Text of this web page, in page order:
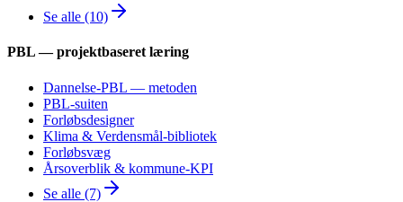
Se alle (10)
PBL — projektbaseret læring
Dannelse-PBL — metoden
PBL-suiten
Forløbsdesigner
Klima & Verdensmål-bibliotek
Forløbsvæg
Årsoverblik & kommune-KPI
Se alle (7)